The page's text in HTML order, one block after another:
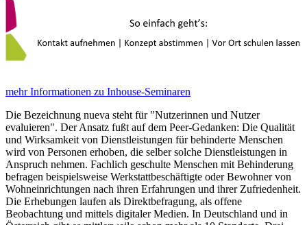
mehr Informationen zu Inhouse-Seminaren
Die Bezeichnung nueva steht für "Nutzerinnen und Nutzer
evaluieren". Der Ansatz fußt auf dem Peer-Gedanken: Die Qualität
und Wirksamkeit von Dienstleistungen für behinderte Menschen
wird von Personen erhoben, die selber solche Dienstleistungen in
Anspruch nehmen. Fachlich geschulte Menschen mit Behinderung
befragen beispielsweise Werkstattbeschäftigte oder Bewohner von
Wohneinrichtungen nach ihren Erfahrungen und ihrer Zufriedenheit.
Die Erhebungen laufen als Direktbefragung, als offene
Beobachtung und mittels digitaler Medien. In Deutschland und in